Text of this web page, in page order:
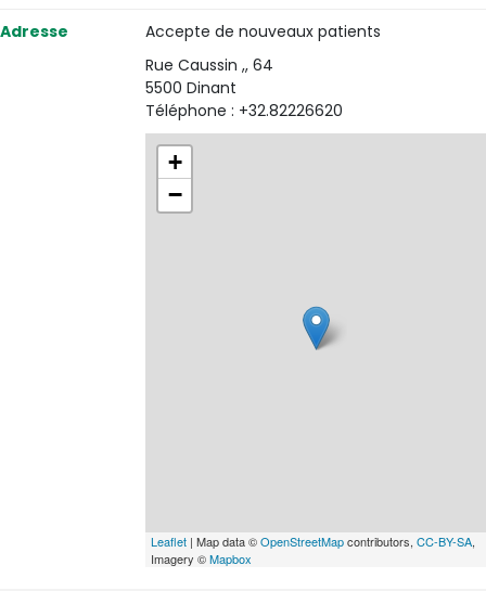
Adresse
Accepte de nouveaux patients
Rue Caussin ,, 64
5500 Dinant
Téléphone : +32.82226620
+
−
Leaflet | Map data ©OpenStreetMapcontributors,CC-BY-SA,
Imagery ©Mapbox